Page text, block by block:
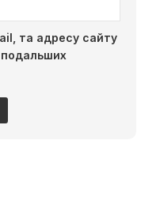
та адресу сайту
подальших